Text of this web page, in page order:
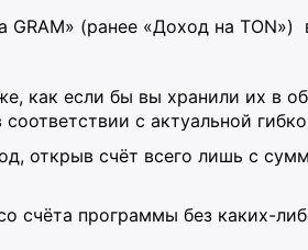
(ранее «Доход на TON»)
как если бы вы хранили их в
с актуальной
открыв счёт всего лишь с
счёта программы без каких-